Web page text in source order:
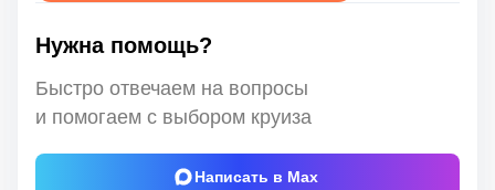
Нужна помощь?
Быстро отвечаем на вопросы
и помогаем с выбором круиза
Написать в Max